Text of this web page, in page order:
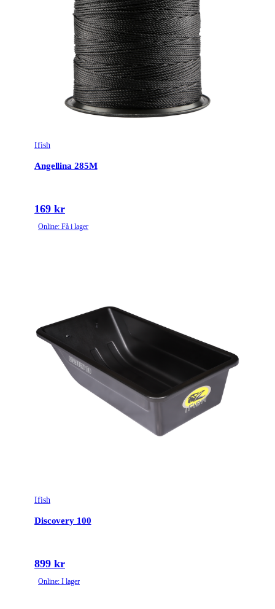
Ifish
Angellina 285M
169 kr
Online: Få i lager
Ifish
Discovery 100
899 kr
Online: I lager